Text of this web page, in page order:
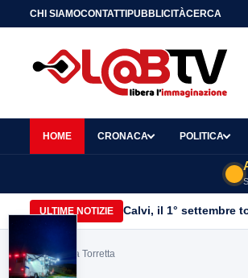
CHI SIAMOCONTATTIPUBBLICITÀCERCA
HOME CRONACA POLITICA
ULTIME NOTIZIE Calvi, il 1° settembre
Home> via Torretta